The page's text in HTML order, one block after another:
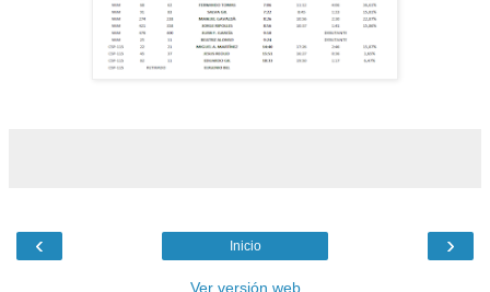
‹ ›
Inicio
Ver versión web